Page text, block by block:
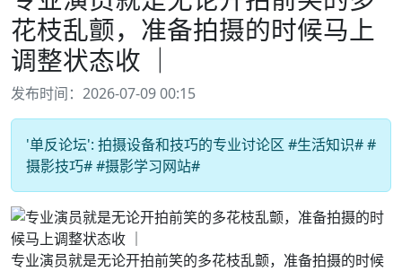
花枝乱颤，准备拍摄的时候马上
调整状态收 ｜️
发布时间：2026-07-09 00:15
'单反论坛': 拍摄设备和技巧的专业讨论区 #生活知识# #
摄影技巧# #摄影学习网站#
专业演员就是无论开拍前笑的多花枝乱颤，准备拍摄的时候